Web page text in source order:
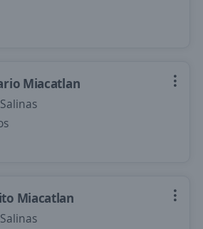
Miacatlan
Miacatlan